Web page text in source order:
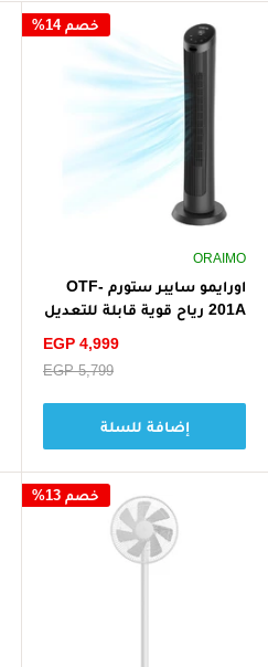
خصم 14%
ORAIMO
اورايمو سايبر ستورم OTF-
201A رياح قوية قابلة للتعديل
سعر
EGP 4,999
سعر
EGP 5,799
إضافة للسلة
خصم 13%